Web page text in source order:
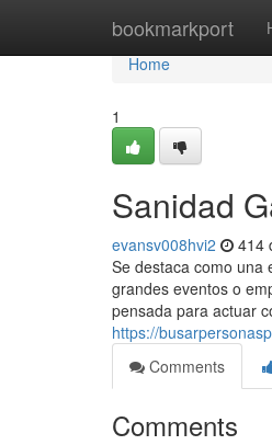
bookmarkport
Home
Home
1
Sanidad
evansv008hvi2 414
Se destaca como una
grandes eventos o
pensada para actuar
https://
Comments
Comments